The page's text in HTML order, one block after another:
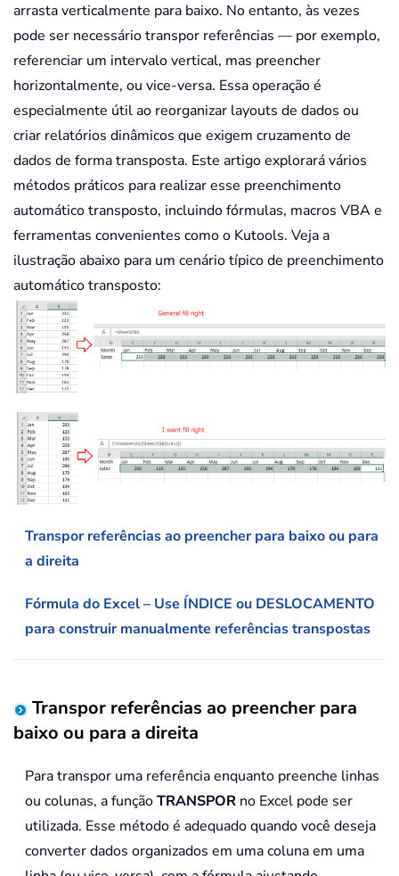
arrasta verticalmente para baixo. No entanto, às vezes
pode ser necessário transpor referências — por exemplo,
referenciar um intervalo vertical, mas preencher
horizontalmente, ou vice-versa. Essa operação é
especialmente útil ao reorganizar layouts de dados ou
criar relatórios dinâmicos que exigem cruzamento de
dados de forma transposta. Este artigo explorará vários
métodos práticos para realizar esse preenchimento
automático transposto, incluindo fórmulas, macros VBA e
ferramentas convenientes como o Kutools. Veja a
ilustração abaixo para um cenário típico de preenchimento
automático transposto:
Transpor referências ao preencher para baixo ou para
a direita
Fórmula do Excel – Use ÍNDICE ou DESLOCAMENTO
para construir manualmente referências transpostas
Transpor referências ao preencher para
baixo ou para a direita
Para transpor uma referência enquanto preenche linhas
ou colunas, a funçãoTRANSPOR no Excel pode ser
utilizada. Esse método é adequado quando você deseja
converter dados organizados em uma coluna em uma